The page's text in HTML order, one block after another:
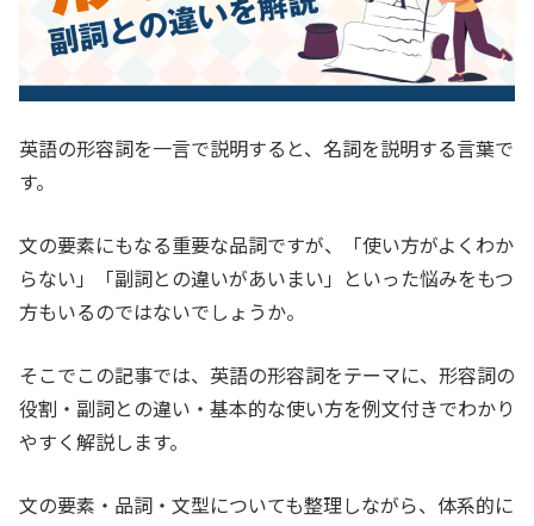
英語の形容詞を一言で説明すると、名詞を説明する言葉で
す。
文の要素にもなる重要な品詞ですが、「使い方がよくわか
らない」「副詞との違いがあいまい」といった悩みをもつ
方もいるのではないでしょうか。
そこでこの記事では、英語の形容詞をテーマに、形容詞の
役割・副詞との違い・基本的な使い方を例文付きでわかり
やすく解説します。
文の要素・品詞・文型についても整理しながら、体系的に